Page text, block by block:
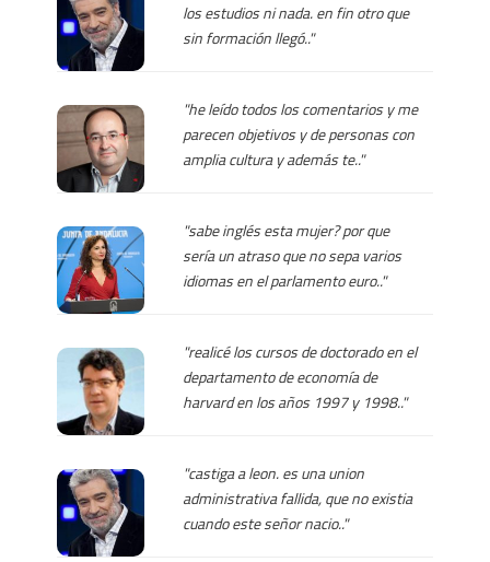
los estudios ni nada. en fin otro que
sin formación llegó.."
"he leído todos los comentarios y me
parecen objetivos y de personas con
amplia cultura y además te.."
"sabe inglés esta mujer? por que
sería un atraso que no sepa varios
idiomas en el parlamento euro.."
"realicé los cursos de doctorado en el
departamento de economía de
harvard en los años 1997 y 1998.."
"castiga a leon. es una union
administrativa fallida, que no existia
cuando este señor nacio.."